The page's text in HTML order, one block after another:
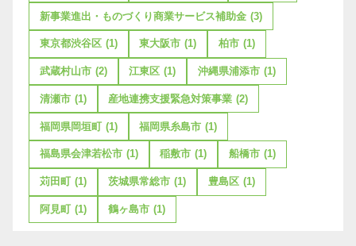
新事業進出・ものづくり商業サービス補助金 (3)
東京都渋谷区 (1) 東大阪市 (1) 柏市 (1)
武蔵村山市 (2) 江東区 (1) 沖縄県浦添市 (1)
清瀬市 (1) 産地連携支援緊急対策事業 (2)
福岡県岡垣町 (1) 福岡県糸島市 (1)
福島県会津若松市 (1) 稲敷市 (1) 船橋市 (1)
苅田町 (1) 茨城県常総市 (1) 豊島区 (1)
阿見町 (1) 鶴ヶ島市 (1)